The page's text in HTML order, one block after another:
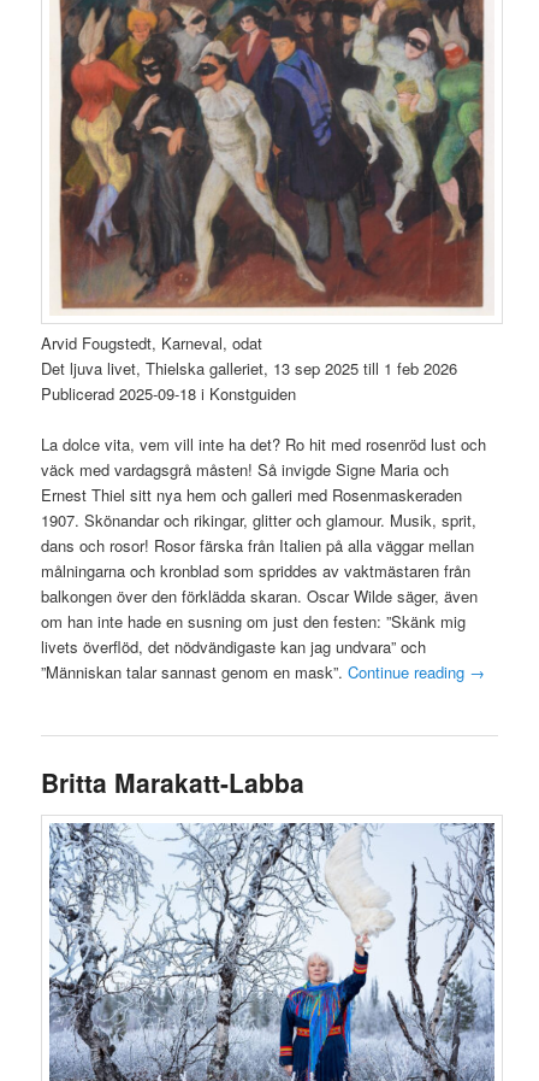
Arvid Fougstedt, Karneval, odat
Det ljuva livet, Thielska galleriet, 13 sep 2025 till 1 feb 2026
Publicerad 2025-09-18 i Konstguiden
La dolce vita, vem vill inte ha det? Ro hit med rosenröd lust och
väck med vardagsgrå måsten! Så invigde Signe Maria och
Ernest Thiel sitt nya hem och galleri med Rosenmaskeraden
1907. Skönandar och rikingar, glitter och glamour. Musik, sprit,
dans och rosor! Rosor färska från Italien på alla väggar mellan
målningarna och kronblad som spriddes av vaktmästaren från
balkongen över den förklädda skaran. Oscar Wilde säger, även
om han inte hade en susning om just den festen: ”Skänk mig
livets överflöd, det nödvändigaste kan jag undvara” och
”Människan talar sannast genom en mask”.Continue reading →
Britta Marakatt-Labba